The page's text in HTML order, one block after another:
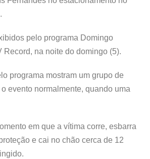
pelo programa Domingo
Record, na noite do domingo (5).
programa mostram um grupo de
evento normalmente, quando uma
em que a vítima corre, esbarra
e cai no chão cerca de 12